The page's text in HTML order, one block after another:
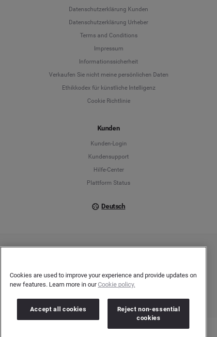
Datenschutzerklärung Kunden
Datenschutzerklärung Urheber
Terms and Conditions
Impressum
Informationssicherheit
Verkaufen Sie nicht meine persönlichen Daten
Ethikkodex für künstliche Intelligenz
Cookie Richtlinie
Kunden
Kunden-Login
Kundensupport
Hilfe-Center
Plattform Status
Deutsch
Deutsch
English
Umsatzsteuer-Identifikationsnummer: DE278408482
Cookies are used to improve your experience and provide updates on
new features. Learn more in ourCookie policy.
Accept all cookies
Reject non-essential
cookies